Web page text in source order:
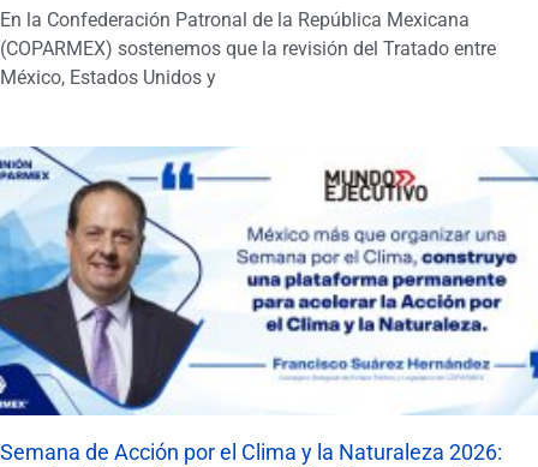
En la Confederación Patronal de la República Mexicana
(COPARMEX) sostenemos que la revisión del Tratado entre
México, Estados Unidos y
Semana de Acción por el Clima y la Naturaleza 2026: